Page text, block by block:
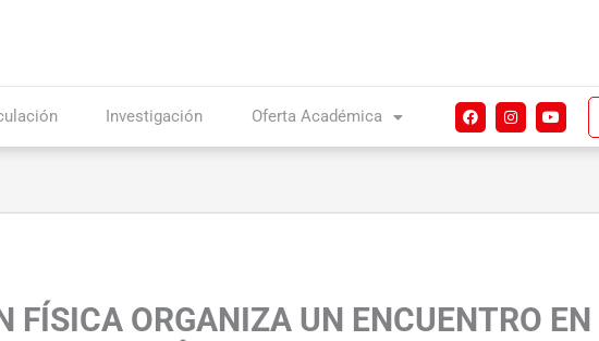
Investigación Oferta Académica
F
a
k
I
n
a
Y
o
FÍSICA ORGANIZA UN ENCUENTRO EN